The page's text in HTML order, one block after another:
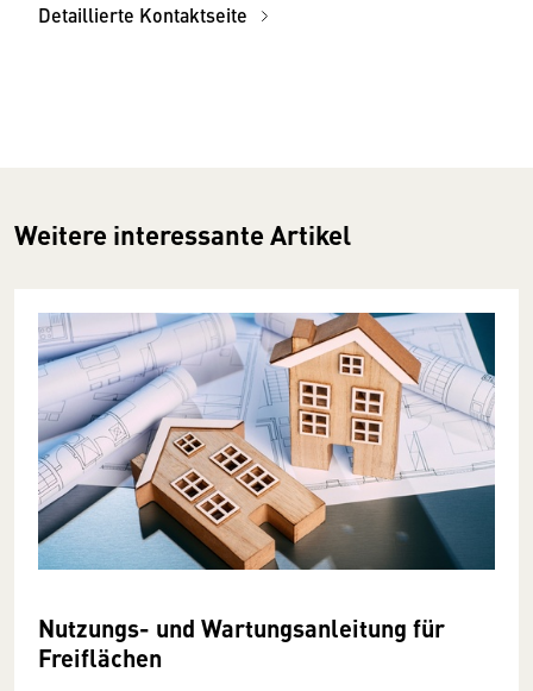
Detaillierte Kontaktseite
Weitere interessante Artikel
Nutzungs- und Wartungsanleitung für
Freiflächen